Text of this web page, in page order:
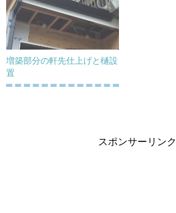
増築部分の軒先仕上げと樋設
置
スポンサーリンク